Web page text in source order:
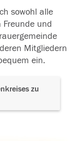
sowohl alle
und
Mitgliedern
ein.
zu